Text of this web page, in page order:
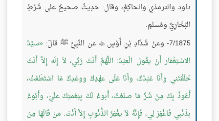
داود والترمذي والحاكِمُ، وقال: حدِيثٌ صحيحٌ على شَرْطِ
البُخَارِيِّ ومُسلمٍ.
7/1875- وعنْ شَدَّادِ بْنِ أَوْسٍ
 عن النَّبِيِّ ﷺ قالَ: سيِّدُ
الاسْتِغْفار أَنْ يقُول الْعبْدُ: اللَّهُمَّ أَنْتَ رَبِّي، لاَ إِلَه إِلاَّ أَنْتَ
خَلَقْتَني وأَنَا عَبْدُكَ، وأَنَا عَلَى عهْدِكَ ووعْدِكَ مَا اسْتَطَعْتُ،
أَعُوذُ بِكَ مِنْ شَرِّ مَا صنَعْتُ، أَبوءُ لَكَ بِنِعْمتِكَ علَيَ، وأَبُوءُ
بذَنْبي فَاغْفِرْ لِي، فَإِنَّهُ لاَ يغْفِرُ الذُّنُوبِ إِلاَّ أَنْتَ. منْ قَالَهَا مِنَ